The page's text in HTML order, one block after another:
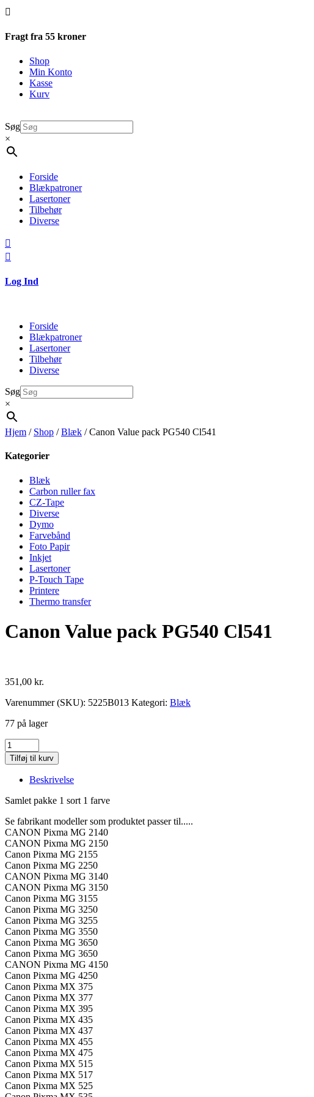

Fragt fra 55 kroner
Shop
Min Konto
Kasse
Kurv
Søg
×
Forside
Blækpatroner
Lasertoner
Tilbehør
Diverse


Log Ind
Forside
Blækpatroner
Lasertoner
Tilbehør
Diverse
Søg
×
Hjem / Shop /Blæk / Canon Value pack PG540 Cl541
Kategorier
Blæk
Carbon ruller fax
CZ-Tape
Diverse
Dymo
Farvebånd
Foto Papir
Inkjet
Lasertoner
P-Touch Tape
Printere
Thermo transfer
Canon Value pack PG540 Cl541
351,00 kr.
Varenummer (SKU): 5225B013 Kategori: Blæk
77 på lager
Canon
Value
pack
PG540
antal
Tilføj til kurv
Beskrivelse
Samlet pakke 1 sort 1 farve
Se fabrikant modeller som produktet passer til.....
CANON Pixma MG 2140
CANON Pixma MG 2150
Canon Pixma MG 2155
Canon Pixma MG 2250
CANON Pixma MG 3140
CANON Pixma MG 3150
Canon Pixma MG 3155
Canon Pixma MG 3250
Canon Pixma MG 3255
Canon Pixma MG 3550
Canon Pixma MG 3650
Canon Pixma MG 3650
CANON Pixma MG 4150
Canon Pixma MG 4250
Canon Pixma MX 375
Canon Pixma MX 377
Canon Pixma MX 395
Canon Pixma MX 435
Canon Pixma MX 437
Canon Pixma MX 455
Canon Pixma MX 475
Canon Pixma MX 515
Canon Pixma MX 517
Canon Pixma MX 525